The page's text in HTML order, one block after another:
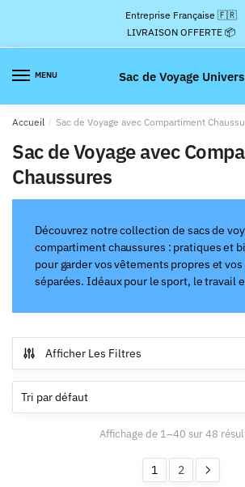
la
navigation
contenu
Entreprise Française 🇫🇷
LIVRAISON OFFERTE 📦
MENU Sac de Voyage Univers
Accueil / Sac de Voyage avec Compartiment
Sac de Voyage avec
Chaussures
Découvrez notre collection de sacs de
compartiment chaussures : pratiques et
pour garder vos vêtements propres et
séparées. Idéaux pour le sport, le travail
Afficher Les Filtres
Affichage de 1–40 sur 48
1 2